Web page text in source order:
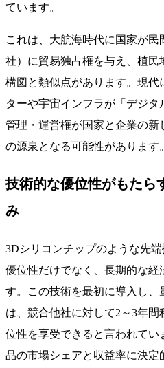
ています。
これは、大航海時代に国家が民
社）に貿易独占権を与え、植民
構図と類似点があります。現代
ターや宇宙インフラが「デジ
管理・運営権が国家と企業の新
の源泉となる可能性があります。
技術的な優位性がもたら
み
3Dシリコンチップのような先
優位性だけでなく、長期的な経
す。この技術を最初に導入し、
は、競合他社に対して2～3年
位性を享受できると言われてい
品の市場シェアと収益率に決定